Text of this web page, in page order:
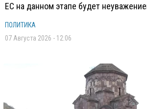
ЕС на данном этапе будет
ПОЛИТИКА
07 Августа 2026 - 12:06